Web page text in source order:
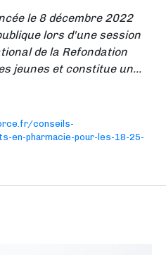
le 8 décembre 2022
lors d'une session
de la Refondation
jeunes et constitue un...
conseils-
en-pharmacie-pour-les-18-25-